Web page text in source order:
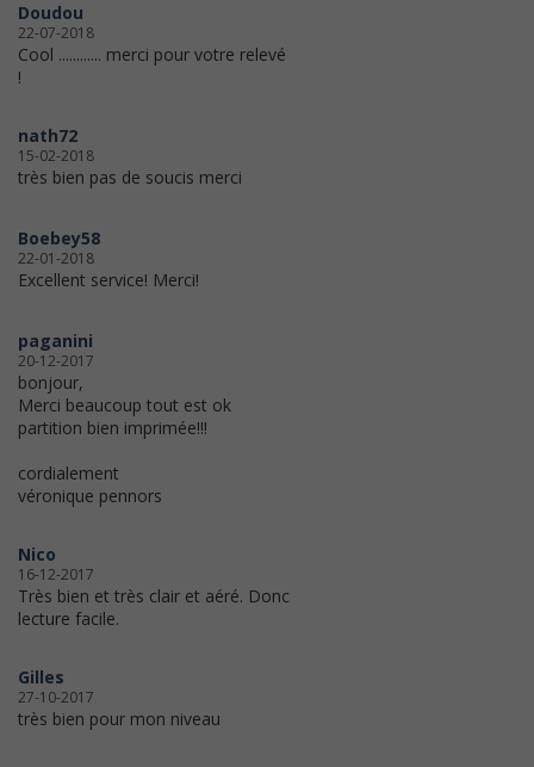
Doudou
22-07-2018
Cool ............ merci pour votre relevé
!
nath72
15-02-2018
très bien pas de soucis merci
Boebey58
22-01-2018
Excellent service! Merci!
paganini
20-12-2017
bonjour,
Merci beaucoup tout est ok
partition bien imprimée!!!
cordialement
véronique pennors
Nico
16-12-2017
Très bien et très clair et aéré. Donc
lecture facile.
Gilles
27-10-2017
très bien pour mon niveau